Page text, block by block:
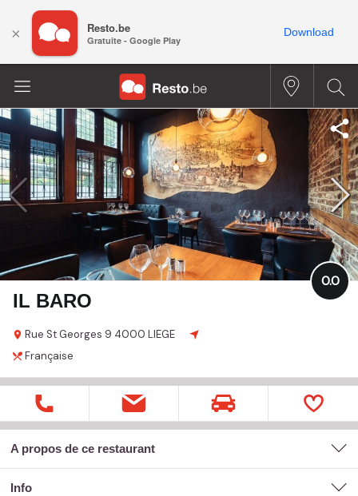
IL BARO
Rue St Georges 9 4000 LIEGE
0.0
Française
A propos de ce restaurant
Info
× Resto.be
Gratuite - Google Play
Download